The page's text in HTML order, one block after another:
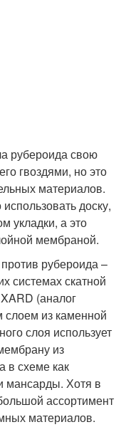
рубероида свою
гвоздями, но это
материалов.
доску,
укладки, а это
мембраной.
рубероида –
системах скатной
(аналог
слоем из каменной
слоя использует
из
в схеме как
мансарды. Хотя в
ассортимент
материалов.